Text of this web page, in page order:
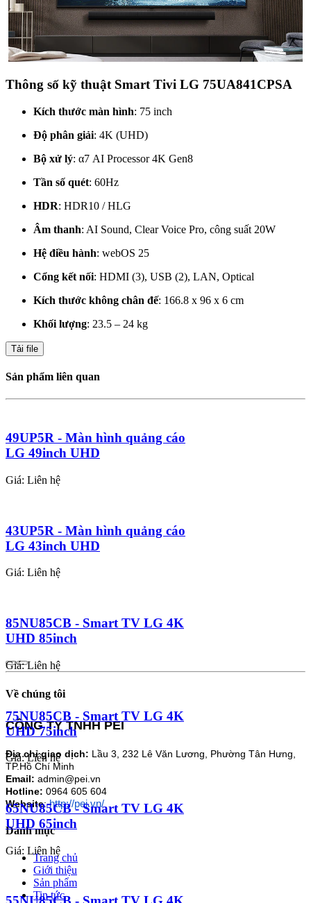
Thông số kỹ thuật Smart Tivi LG 75UA841CPSA
Kích thước màn hình: 75 inch
Độ phân giải: 4K (UHD)
Bộ xử lý: α7 AI Processor 4K Gen8
Tần số quét: 60Hz
HDR: HDR10 / HLG
Âm thanh: AI Sound, Clear Voice Pro, công suất 20W
Hệ điều hành: webOS 25
Cổng kết nối: HDMI (3), USB (2), LAN, Optical
Kích thước không chân đế: 166.8 x 96 x 6 cm
Khối lượng: 23.5 – 24 kg
Tải file
Sản phẩm liên quan
49UP5R - Màn hình quảng cáo
LG 49inch UHD
Giá: Liên hệ
43UP5R - Màn hình quảng cáo
LG 43inch UHD
Giá: Liên hệ
85NU85CB - Smart TV LG 4K
UHD 85inch
Giá: Liên hệ
75NU85CB - Smart TV LG 4K
UHD 75inch
Giá: Liên hệ
65NU85CB - Smart TV LG 4K
UHD 65inch
Giá: Liên hệ
Về chúng tôi
CÔNG TY TNHH PEI
Địa chỉ giao dịch: Lầu 3, 232 Lê Văn Lương, Phường Tân Hưng,
TP.Hồ Chí Minh
Email: admin@pei.vn
Hotline: 0964 605 604
Website:http://pei.vn/
Danh mục
Trang chủ
Giới thiệu
Sản phẩm
Tin tức